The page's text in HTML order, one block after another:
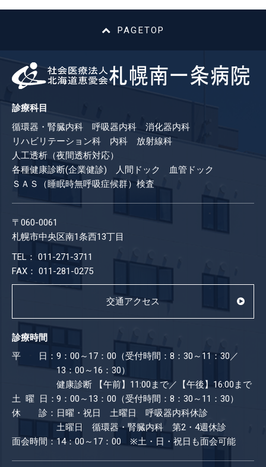
PAGETOP
診療科目
循環器・腎臓内科 呼吸器内科 消化器内科
リハビリテーション科 内科 放射線科
人工透析（夜間透析対応）
各種健康診断(企業健診) 人間ドック 血管ドック
ＳＡＳ（睡眠時無呼吸症候群）検査
〒060-0061
札幌市中央区南1条西13丁目
TEL： 011-271-3711
FAX： 011-281-0275
交通アクセス
診療時間
平 日： 9：00～17：00（受付時間：8：30～11：30／
13：00～16：30）
健康診断
【午前】11:00まで／【午後】16:00まで
土 曜 日：9：00～13：00（受付時間：8：30～11：30）
休 診： 日曜・祝日 土曜日 呼吸器内科休診
土曜日 循環器・腎臓内科 第2・4週休診
面会時間：14：00～17：00 ※土・日・祝日も​面会可能